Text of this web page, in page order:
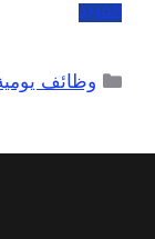
المزيد
وظائف